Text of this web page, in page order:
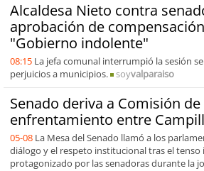
Alcaldesa Nieto contra
aprobación de
"Gobierno indolente"
08:15 La jefa comunal interrumpió la sesión
perjuicios a municipios.
soyvalparaiso
Senado deriva a Comisión de
enfrentamiento entre
05-08 La Mesa del Senado llamó a los
diálogo y el respeto institucional tras el tenso
protagonizado por las senadoras durante la